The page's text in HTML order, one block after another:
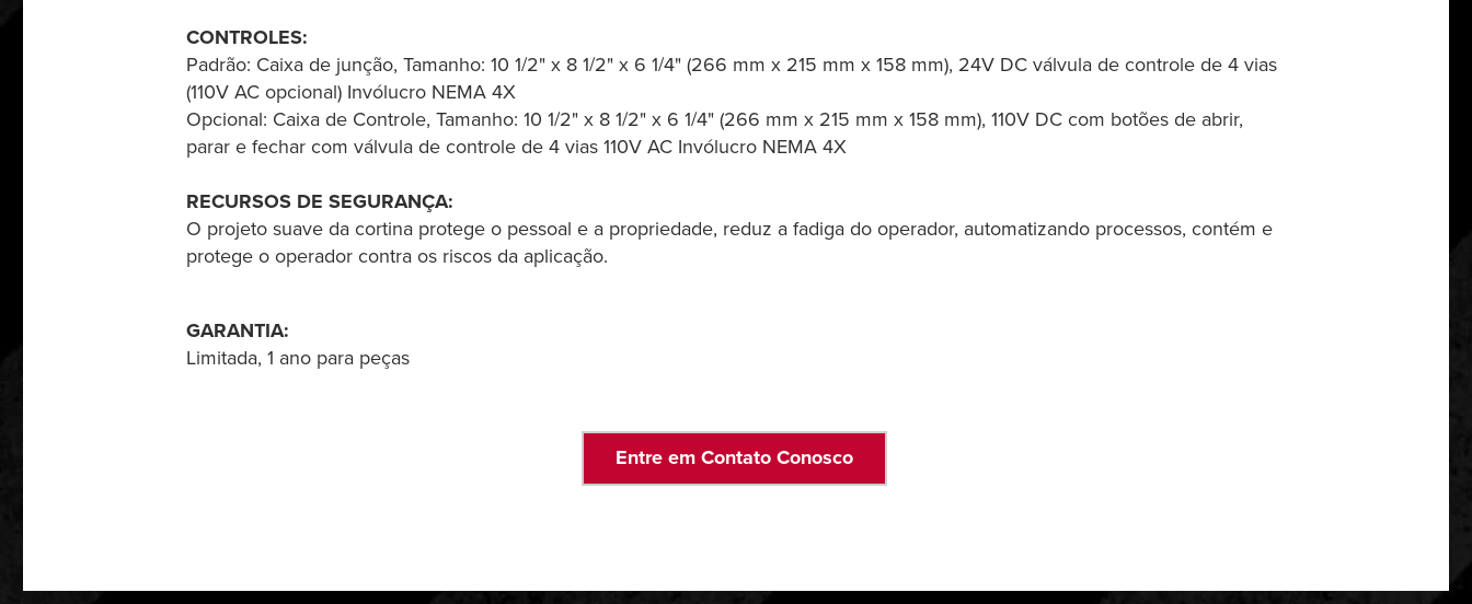
CONTROLES:
Padrão: Caixa de junção, Tamanho: 10 1/2" x 8 1/2" x 6 1/4" (266 mm x 215 mm x 158 mm), 24V DC válvula de controle de 4 vias
(110V AC opcional) Invólucro NEMA 4X
Opcional: Caixa de Controle, Tamanho: 10 1/2" x 8 1/2" x 6 1/4" (266 mm x 215 mm x 158 mm), 110V DC com botões de abrir,
parar e fechar com válvula de controle de 4 vias 110V AC Invólucro NEMA 4X
RECURSOS DE SEGURANÇA:
O projeto suave da cortina protege o pessoal e a propriedade, reduz a fadiga do operador, automatizando processos, contém e
protege o operador contra os riscos da aplicação.
GARANTIA:
Limitada, 1 ano para peças
Entre em Contato Conosco